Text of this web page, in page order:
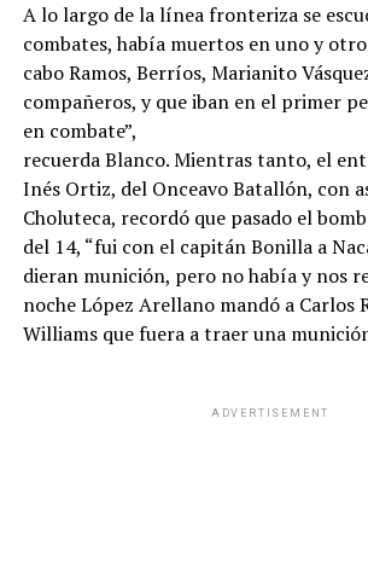
A lo largo de la línea fronteriza se
combates, había muertos en uno y
cabo Ramos, Berríos, Marianito
compañeros, y que iban en el primer
en combate”,
recuerda Blanco. Mientras tanto, el
Inés Ortiz, del Onceavo Batallón, con
Choluteca, recordó que pasado el
del 14, “fui con el capitán Bonilla a
dieran munición, pero no había y nos
noche López Arellano mandó a Carlos
Williams que fuera a traer una
ADVERTISEMENT